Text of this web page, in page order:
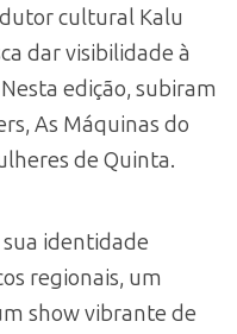
cultural Kalu
dar visibilidade à
edição, subiram
As Máquinas do
de Quinta.
identidade
regionais, um
show vibrante de